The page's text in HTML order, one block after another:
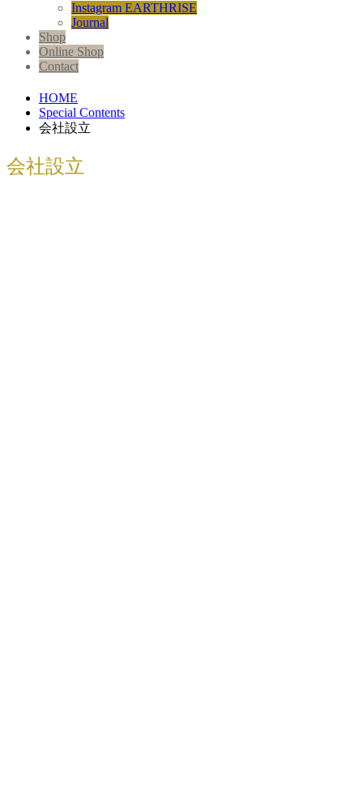
Instagram EARTHRISE
Journal
Shop
Online Shop
Contact
HOME
Special Contents
会社設立
会社設立